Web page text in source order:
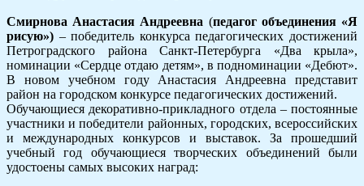
Смирнова Анастасия Андреевна (педагог объединения «Я
рисую») – победитель конкурса педагогических достижений
Петроградского района Санкт-Петербурга «Два крыла»,
номинации «Сердце отдаю детям», в подноминации «Дебют».
В новом учебном году Анастасия Андреевна представит
район на городском конкурсе педагогических достижений.
Обучающиеся декоративно-прикладного отдела – постоянные
участники и победители районных, городских, всероссийских
и международных конкурсов и выставок. За прошедший
учебный год обучающиеся творческих объединений были
удостоены самых высоких наград: